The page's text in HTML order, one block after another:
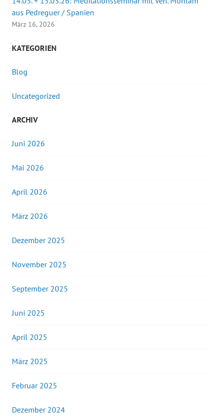
aus Pedreguer / Spanien
März 16, 2026
KATEGORIEN
Blog
Uncategorized
ARCHIV
Juni 2026
Mai 2026
April 2026
März 2026
Dezember 2025
November 2025
September 2025
Juni 2025
April 2025
März 2025
Februar 2025
Dezember 2024